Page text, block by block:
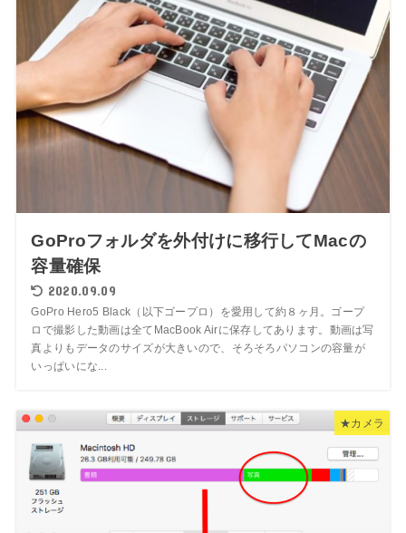
GoProフォルダを外付けに移行してMacの
容量確保
2020.09.09
GoPro Hero5 Black（以下ゴープロ）を愛用して約８ヶ月。ゴープ
ロで撮影した動画は全てMacBook Airに保存してあります。動画は写
真よりもデータのサイズが大きいので、そろそろパソコンの容量が
いっぱいにな...
★カメラ